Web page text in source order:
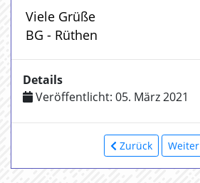
Viele Grüße
BG - Rüthen
Details
Veröffentlicht: 05. März 2021
Zurück Weiter